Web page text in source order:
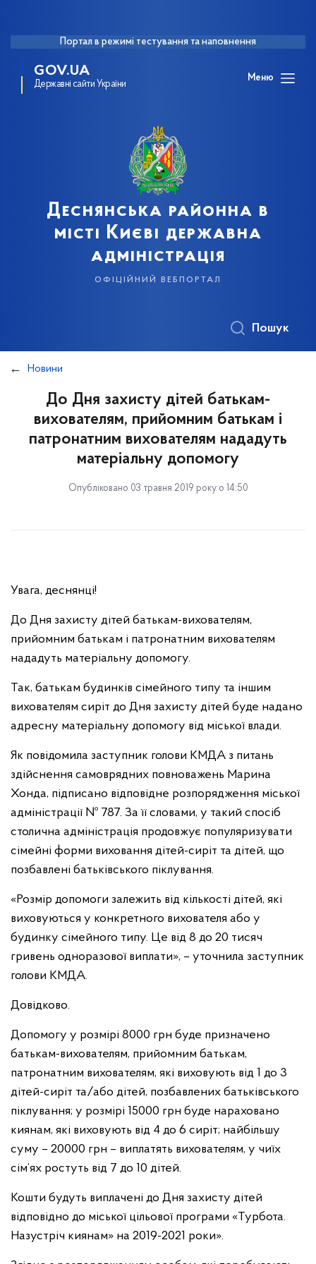
Портал в режимі тестування та наповнення
GOV.UA
Державні сайти України
Меню
Деснянська районна в
місті Києві державна
адміністрація
офіційний вебпортал
Пошук
Новини
До Дня захисту дітей батькам-
вихователям, прийомним батькам і
патронатним вихователям нададуть
матеріальну допомогу
Опубліковано 03 травня 2019 року о 14:50
Увага, деснянці!
До Дня захисту дітей батькам-вихователям,
прийомним батькам і патронатним вихователям
нададуть матеріальну допомогу.
Так, батькам будинків сімейного типу та іншим
вихователям сиріт до Дня захисту дітей буде надано
адресну матеріальну допомогу від міської влади.
Як повідомила заступник голови КМДА з питань
здійснення самоврядних повноважень Марина
Хонда, підписано відповідне розпорядження міської
адміністрації № 787. За її словами, у такий спосіб
столична адміністрація продовжує популяризувати
сімейні форми виховання дітей-сиріт та дітей, що
позбавлені батьківського піклування.
«Розмір допомоги залежить від кількості дітей, які
виховуються у конкретного вихователя або у
будинку сімейного типу. Це від 8 до 20 тисяч
гривень одноразової виплати», – уточнила заступник
голови КМДА.
Довідково.
Допомогу у розмірі 8000 грн буде призначено
батькам-вихователям, прийомним батькам,
патронатним вихователям, які виховують від 1 до 3
дітей-сиріт та/або дітей, позбавлених батьківського
піклування; у розмірі 15000 грн буде нараховано
киянам, які виховують від 4 до 6 сиріт; найбільшу
суму – 20000 грн – виплатять вихователям, у чиїх
сім’ях ростуть від 7 до 10 дітей.
Кошти будуть виплачені до Дня захисту дітей
відповідно до міської цільової програми «Турбота.
Назустріч киянам» на 2019-2021 роки».